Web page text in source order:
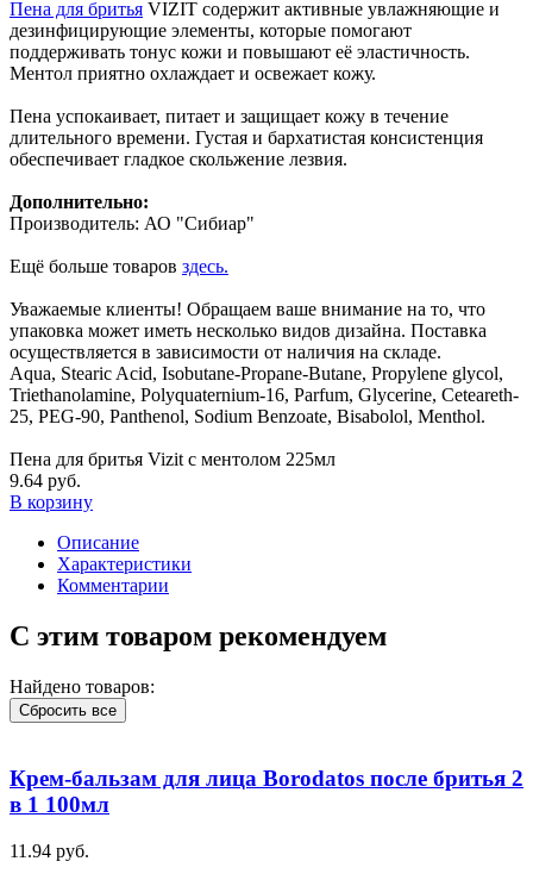
Пена для бритья VIZIT содержит активные увлажняющие и
дезинфицирующие элементы, которые помогают
поддерживать тонус кожи и повышают её эластичность.
Ментол приятно охлаждает и освежает кожу.
Пена успокаивает, питает и защищает кожу в течение
длительного времени. Густая и бархатистая консистенция
обеспечивает гладкое скольжение лезвия.
Дополнительно:
Производитель: АО "Сибиар"
Ещё больше товаров здесь.
Уважаемые клиенты! Обращаем ваше внимание на то, что
упаковка может иметь несколько видов дизайна. Поставка
осуществляется в зависимости от наличия на складе.
Aqua, Stearic Acid, Isobutane-Propane-Butane, Propylene glycol,
Triethanolamine, Polyquaternium-16, Parfum, Glycerine, Ceteareth-
25, PEG-90, Panthenol, Sodium Benzoate, Bisabolol, Menthol.
Пена для бритья Vizit с ментолом 225мл
9.64 руб.
В корзину
Описание
Характеристики
Комментарии
С этим товаром рекомендуем
Найдено товаров:
Сбросить все
Крем-бальзам для лица Borodatos после бритья 2
в 1 100мл
11.94 руб.